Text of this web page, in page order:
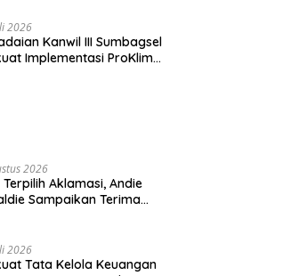
2026
Kanwil III Sumbagsel
Implementasi ProKlim
2026
Terpilih Aklamasi, Andie
Sampaikan Terima
2026
Tata Kelola Keuangan